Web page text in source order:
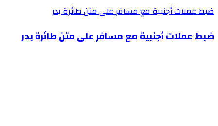
ضبط عملات أجنبية مع مسافر على متن طائرة بدر
ضبط عملات أجنبية مع مسافر على متن طائرة بدر